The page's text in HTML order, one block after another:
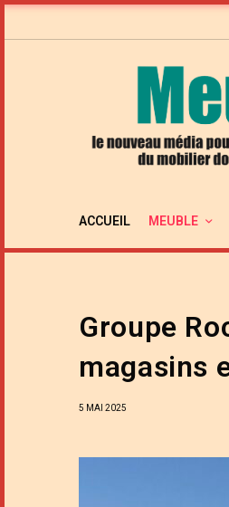
ACCUEIL MEUBLE
Groupe
magasins
5 MAI 2025